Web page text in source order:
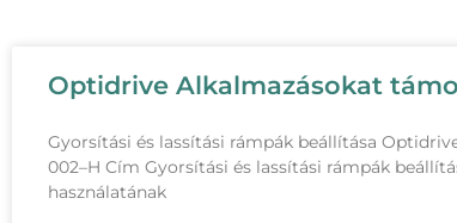
Optidrive Alkalmazásokat
Gyorsítási és lassítási rámpák beállítása
002–H Cím Gyorsítási és lassítási rámpák
használatának